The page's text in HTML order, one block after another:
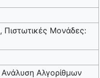
Πιστωτικές Μονάδες:
Αλγορίθμων